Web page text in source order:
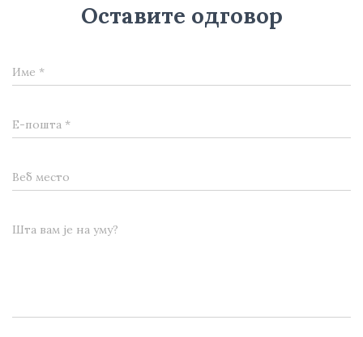
Оставите одговор
Име *
Е-пошта *
Веб место
Шта вам је на уму?